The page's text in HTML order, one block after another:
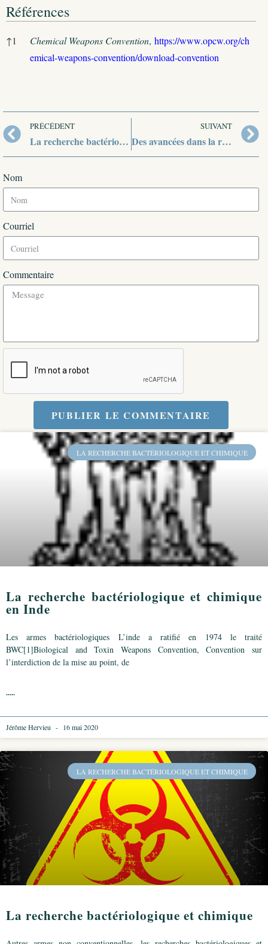
LA RECHERCHE BACTÉRIOLOGIQUE ET CHIMIQUE
La recherche bactériologique et chimique
en Inde
Les armes bactériologiques L’inde a ratifié en 1974 le traité
BWC[1]Biological and Toxin Weapons Convention, Convention sur
l’interdiction de la mise au point, de
.....
Jérôme Hervieu 16 mai 2020
LA RECHERCHE BACTÉRIOLOGIQUE ET CHIMIQUE
La recherche bactériologique et chimique
Références
Références
↑1 Chemical Weapons Convention, https://www.opcw.org/ch
emical-weapons-convention/download-convention
PRÉCÉDENT
La recherche bactériologique et chimique en Inde
SUIVANT
Des avancées dans la restructuration de l’industrie de défense indienne ?
Nom
Courriel
Commentaire
PUBLIER LE COMMENTAIRE